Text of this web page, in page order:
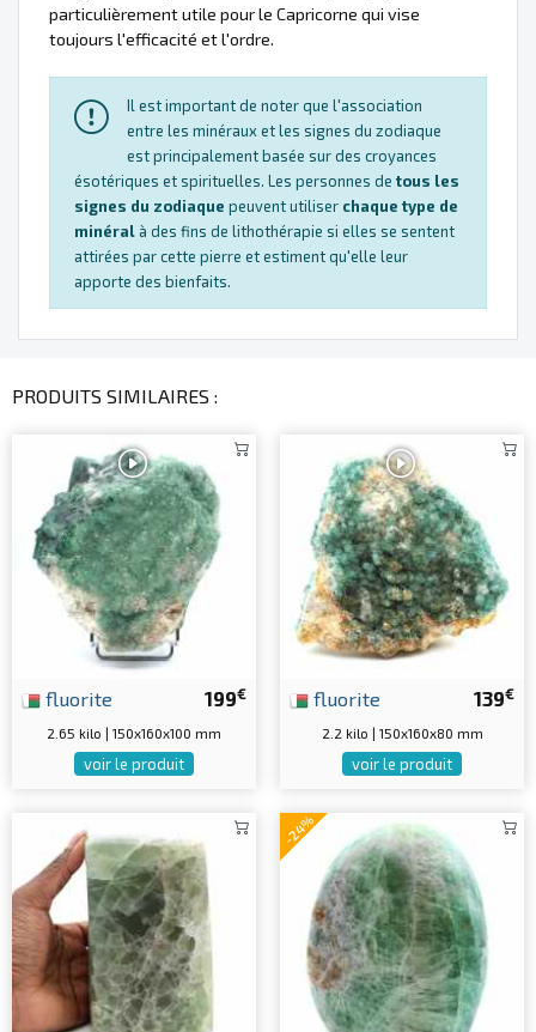
particulièrement utile pour le Capricorne qui vise
toujours l'efficacité et l'ordre.
Il est important de noter que l'association
entre les minéraux et les signes du zodiaque
est principalement basée sur des croyances
ésotériques et spirituelles. Les personnes de tous les
signes du zodiaque peuvent utiliser chaque type de
minéralà des fins de lithothérapie si elles se sentent
attirées par cette pierre et estiment qu'elle leur
apporte des bienfaits.
PRODUITS SIMILAIRES :
199€
fluorite
2.65 kilo | 150x160x100 mm
voir le produit
139€
fluorite
2.2 kilo | 150x160x80 mm
voir le produit
-24%